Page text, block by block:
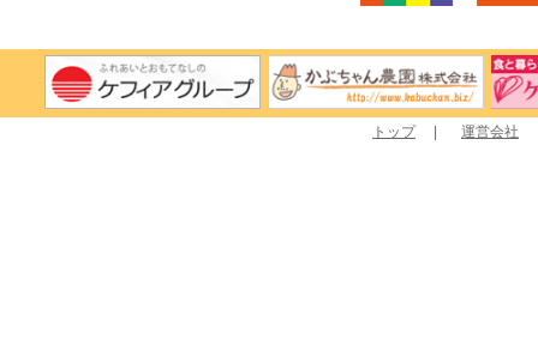
トップ| 運営会社